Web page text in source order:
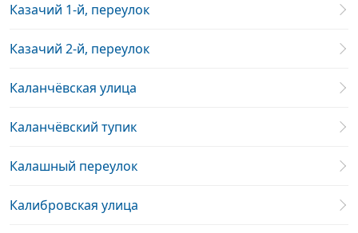
Казачий 1-й, переулок
Казачий 2-й, переулок
Каланчёвская улица
Каланчёвский тупик
Калашный переулок
Калибровская улица